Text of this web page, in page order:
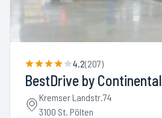
4.2(207)
BestDrive by Continental
Kremser Landstr.74
3100 St. Pölten